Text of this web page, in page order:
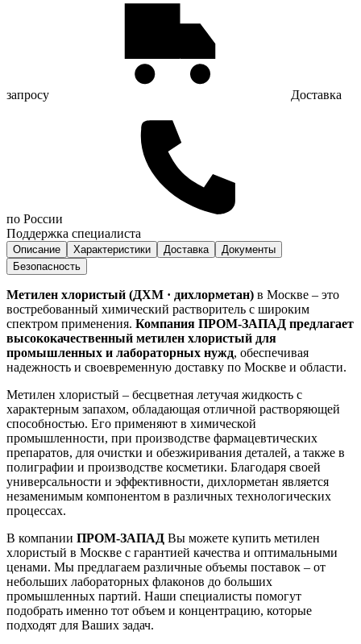
запросу Доставка
по России
Поддержка специалиста
Описание Характеристики Доставка
Документы
Безопасность
Метилен хлористый (ДХМ · дихлорметан) в Москве – это
востребованный химический растворитель с широким
спектром применения. Компания ПРОМ-ЗАПАД предлагает
высококачественный метилен хлористый для
промышленных и лабораторных нужд, обеспечивая
надежность и своевременную доставку по Москве и области.
Метилен хлористый – бесцветная летучая жидкость с
характерным запахом, обладающая отличной растворяющей
способностью. Его применяют в химической
промышленности, при производстве фармацевтических
препаратов, для очистки и обезжиривания деталей, а также в
полиграфии и производстве косметики. Благодаря своей
универсальности и эффективности, дихлорметан является
незаменимым компонентом в различных технологических
процессах.
В компании ПРОМ-ЗАПАД Вы можете купить метилен
хлористый в Москве с гарантией качества и оптимальными
ценами. Мы предлагаем различные объемы поставок – от
небольших лабораторных флаконов до больших
промышленных партий. Наши специалисты помогут
подобрать именно тот объем и концентрацию, которые
подходят для Ваших задач.